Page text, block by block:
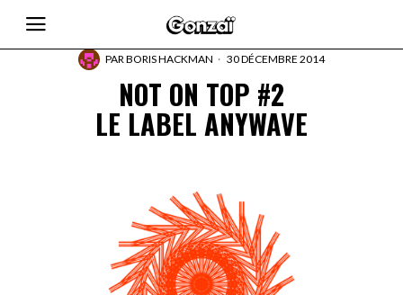
PARBORIS HACKMAN 30 DÉCEMBRE 2014
NOT ON TOP #2
LE LABEL ANYWAVE